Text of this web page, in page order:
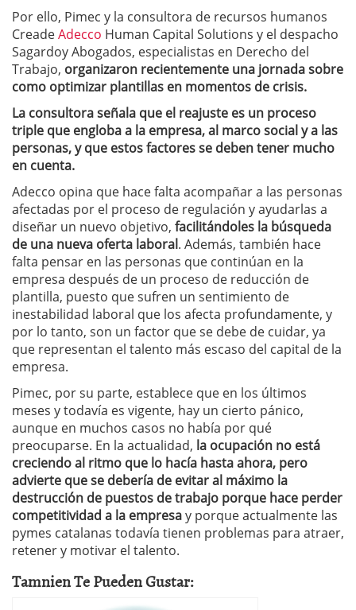
Por ello, Pimec y la consultora de recursos humanos
CreadeAdecco Human Capital Solutions y el despacho
Sagardoy Abogados, especialistas en Derecho del
Trabajo, organizaron recientemente una jornada sobre
como optimizar plantillas en momentos de crisis.
La consultora señala que el reajuste es un proceso
triple que engloba a la empresa, al marco social y a las
personas, y que estos factores se deben tener mucho
en cuenta.
Adecco opina que hace falta acompañar a las personas
afectadas por el proceso de regulación y ayudarlas a
diseñar un nuevo objetivo, facilitándoles la búsqueda
de una nueva oferta laboral. Además, también hace
falta pensar en las personas que continúan en la
empresa después de un proceso de reducción de
plantilla, puesto que sufren un sentimiento de
inestabilidad laboral que los afecta profundamente, y
por lo tanto, son un factor que se debe de cuidar, ya
que representan el talento más escaso del capital de la
empresa.
Pimec, por su parte, establece que en los últimos
meses y todavía es vigente, hay un cierto pánico,
aunque en muchos casos no había por qué
preocuparse. En la actualidad, la ocupación no está
creciendo al ritmo que lo hacía hasta ahora, pero
advierte que se debería de evitar al máximo la
destrucción de puestos de trabajo porque hace perder
competitividad a la empresay porque actualmente las
pymes catalanas todavía tienen problemas para atraer,
retener y motivar el talento.
Tamnien Te Pueden Gustar: